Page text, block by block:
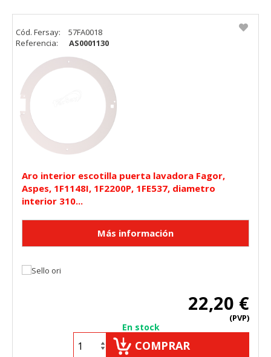
Aro interior escotilla puerta lavadora Fagor,
Aspes, 1F1148I, 1F2200P, 1FE537, diametro
interior 310...
22,20 €
(PVP)
En stock
COMPRAR
Cód. Fersay:
57FA0018
Referencia:
AS0001130